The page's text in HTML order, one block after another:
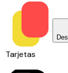
Tarjetas